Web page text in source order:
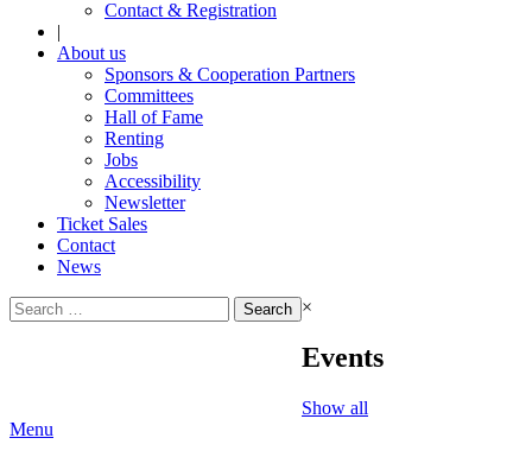
Contact & Registration
|
About us
Sponsors & Cooperation Partners
Committees
Hall of Fame
Renting
Jobs
Accessibility
Newsletter
Ticket Sales
Contact
News
Search
for:
×
Events
Show all
Menu